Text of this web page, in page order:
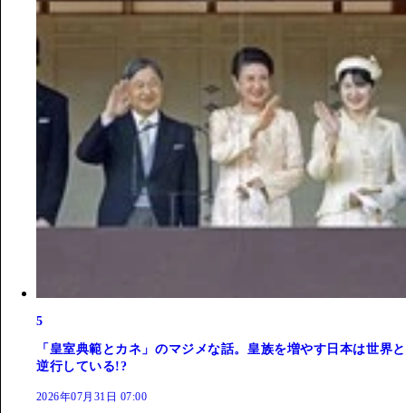
5
「皇室典範とカネ」のマジメな話。皇族を増やす日本は世界と
逆行している!?
2026年07月31日 07:00